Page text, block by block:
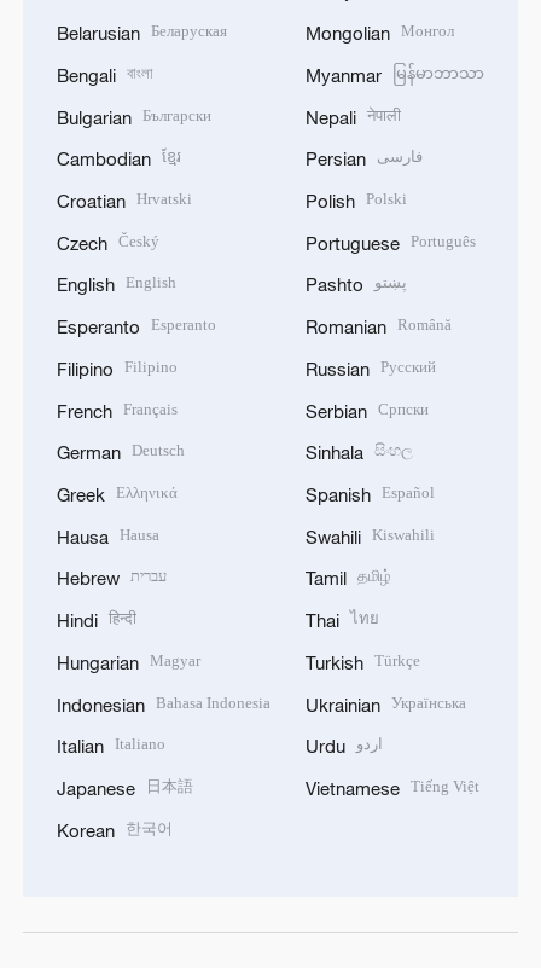
Belarusian Беларуская
Bengali বাংলা
Bulgarian Български
Cambodian ខ្មែរ
Croatian Hrvatski
Czech Český
English English
Esperanto Esperanto
Filipino Filipino
French Français
German Deutsch
Greek Ελληνικά
Hausa Hausa
Hebrew עברית
Hindi हिन्दी
Hungarian Magyar
Indonesian Bahasa Indonesia
Italian Italiano
Japanese 日本語
Korean 한국어
Mongolian Монгол
Myanmar မြန်မာဘာသာ
Nepali नेपाली
Persian فارسی
Polish Polski
Portuguese Português
Pashto پښتو
Romanian Română
Russian Русский
Serbian Српски
Sinhala සිංහල
Spanish Español
Swahili Kiswahili
Tamil தமிழ்
Thai ไทย
Turkish Türkçe
Ukrainian Українська
Urdu اردو
Vietnamese Tiếng Việt